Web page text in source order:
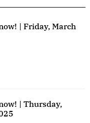
| Friday, March
| Thursday,